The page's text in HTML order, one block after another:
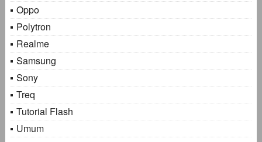
Oppo
Polytron
Realme
Samsung
Sony
Treq
Tutorial Flash
Umum